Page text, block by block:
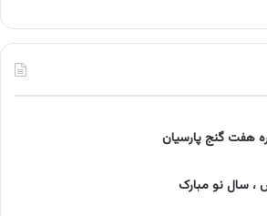
هفت گنج پارسیان
سال نو مبارک